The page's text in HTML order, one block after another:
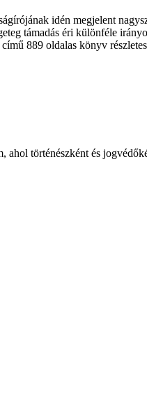
idén megjelent
támadás éri különféle
889 oldalas könyv
ahol történészként és